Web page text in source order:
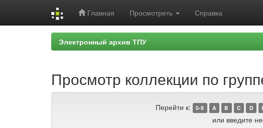
Главная Просмотреть Справка
Электронный архив ТПУ
Просмотр коллекции по
Перейти к: 0-9 A B C D
или введите